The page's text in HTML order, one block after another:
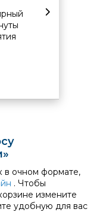
в очном формате,
. Чтобы
измените
удобную для вас